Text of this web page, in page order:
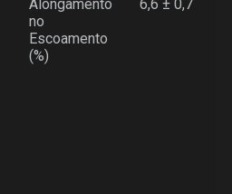
Alongamento
no
Escoamento
(%)
6,6 ± 0,7